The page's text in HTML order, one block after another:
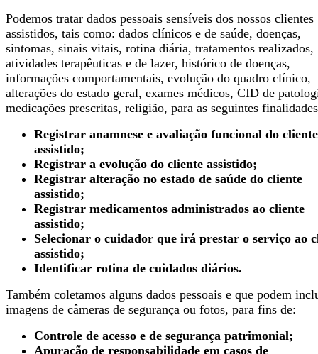
Podemos tratar dados pessoais sensíveis dos nossos clientes
assistidos, tais como: dados clínicos e de saúde, doenças,
sintomas, sinais vitais, rotina diária, tratamentos realizados,
atividades terapêuticas e de lazer, histórico de doenças,
informações comportamentais, evolução do quadro clínico,
alterações do estado geral, exames médicos, CID de
medicações prescritas, religião, para as seguintes
Registrar anamnese e avaliação funcional do cliente
assistido;
Registrar a evolução do cliente assistido;
Registrar alteração no estado de saúde do cliente
assistido;
Registrar medicamentos administrados ao cliente
assistido;
Selecionar o cuidador que irá prestar o serviço ao
assistido;
Identificar rotina de cuidados diários.
Também coletamos alguns dados pessoais e que podem
imagens de câmeras de segurança ou fotos, para fins de:
Controle de acesso e de segurança patrimonial;
Apuração de responsabilidade em casos de